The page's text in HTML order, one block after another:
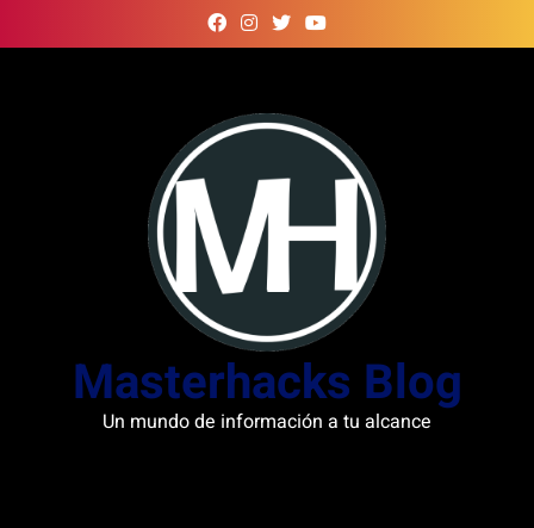
to
Masterhacks Blog
Un mundo de información a tu alcance